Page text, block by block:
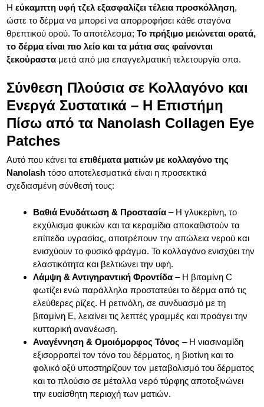
Ηεύκαμπτη υφή τζελ εξασφαλίζει τέλεια προσκόλληση,
ώστε το δέρμα να μπορεί να απορροφήσει κάθε σταγόνα
θρεπτικού ορού. Το αποτέλεσμα;Το πρήξιμο μειώνεται ορατά,
το δέρμα είναι πιο λείο και τα μάτια σας φαίνονται
ξεκούραστα μετά από μια επαγγελματική τελετουργία σπα.
Σύνθεση Πλούσια σε Κολλαγόνο και
Ενεργά Συστατικά – Η Επιστήμη
Πίσω από τα Nanolash Collagen Eye
Patches
Αυτό που κάνει ταεπιθέματα ματιών με κολλαγόνο της
Nanolash τόσο αποτελεσματικά είναι η προσεκτικά
σχεδιασμένη σύνθεσή τους:
Βαθιά Ενυδάτωση & Προστασία – Η γλυκερίνη, το
εκχύλισμα φυκιών και τα κεραμίδια αποκαθιστούν τα
επίπεδα υγρασίας, αποτρέπουν την απώλεια νερού και
ενισχύουν το φυσικό φράγμα. Το κολλαγόνο ενισχύει την
ελαστικότητα και βελτιώνει την υφή.
Λάμψη & Αντιγηραντική Φροντίδα – Η βιταμίνη C
φωτίζει ενώ παράλληλα προστατεύει το δέρμα από τις
ελεύθερες ρίζες. Η ρετινόλη, σε συνδυασμό με τη
βιταμίνη Ε, λειαίνει τις λεπτές γραμμές και προάγει την
κυτταρική ανανέωση.
Αναγέννηση & Ομοιόμορφος Τόνος – Η νιασιναμίδη
εξισορροπεί τον τόνο του δέρματος, η βιοτίνη και το
φολικό οξύ υποστηρίζουν τον μεταβολισμό του δέρματος
και το πλούσιο σε μέταλλα νερό τύρφης αποτοξινώνει
την ευαίσθητη περιοχή των ματιών.